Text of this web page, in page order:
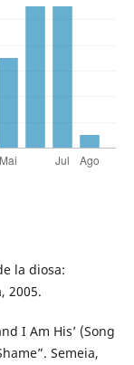
la diosa:
2005.
I Am His’ (Song
Semeia,